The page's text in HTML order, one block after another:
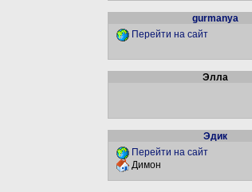
gurmanya
Перейти на сайт
Элла
Эдик
Перейти на сайт
Димон